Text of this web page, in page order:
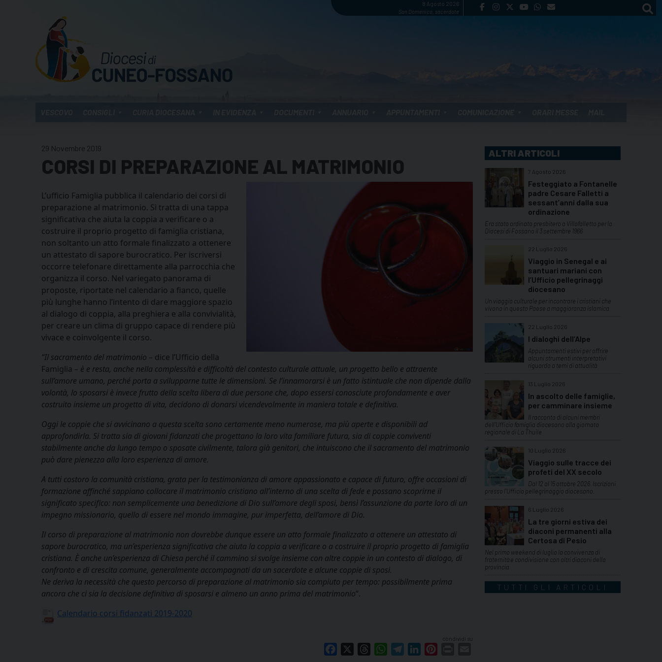
8 Agosto 2026
San Domenico, sacerdote
29 Novembre 2019
CORSI DI PREPARAZIONE AL MATRIMONIO
L’ufficio Famiglia pubblica il calendario dei corsi di
preparazione al matrimonio. Si tratta di una tappa
significativa che aiuta la coppia a verificare o a
costruire il proprio progetto di famiglia cristiana,
non soltanto un atto formale finalizzato a ottenere
un attestato di sapore burocratico. Per iscriversi
occorre telefonare direttamente alla parrocchia che
organizza il corso. Nel variegato panorama di
proposte, riportate nel calendario a fianco, quelle
più lunghe hanno l’intento di dare maggiore spazio
al dialogo di coppia, alla preghiera e alla convivialità,
per creare un clima di gruppo capace di rendere più
vivace e coinvolgente il corso.
“Il sacramento del matrimonio – dice l’Ufficio della
Famiglia – è e resta, anche nella complessità e difficoltà del contesto culturale attuale, un progetto bello e attraente
sull’amore umano, perché porta a svilupparne tutte le dimensioni. Se l’innamorarsi è un fatto istintuale che non dipende dalla
volontà, lo sposarsi è invece frutto della scelta libera di due persone che, dopo essersi conosciute profondamente e aver
costruito insieme un progetto di vita, decidono di donarsi vicendevolmente in maniera totale e definitiva.
Oggi le coppie che si avvicinano a questa scelta sono certamente meno numerose, ma più aperte e disponibili ad
approfondirla. Si tratta sia di giovani fidanzati che progettano la loro vita familiare futura, sia di coppie conviventi
stabilmente anche da lungo tempo o sposate civilmente, talora già genitori, che intuiscono che il sacramento del matrimonio
può dare pienezza alla loro esperienza di amore.
A tutti costoro la comunità cristiana, grata per la testimonianza di amore appassionato e capace di futuro, offre occasioni di
formazione affinché sappiano collocare il matrimonio cristiano all’interno di una scelta di fede e possano scoprirne il
significato specifico: non semplicemente una benedizione di Dio sull’amore degli sposi, bensì l’assunzione da parte loro di un
impegno missionario, quello di essere nel mondo immagine, pur imperfetta, dell’amore di Dio.
Il corso di preparazione al matrimonio non dovrebbe dunque essere un atto formale finalizzato a ottenere un attestato di
sapore burocratico, ma un’esperienza significativa che aiuta la coppia a verificare o a costruire il proprio progetto di famiglia
cristiana. È anche un’esperienza di Chiesa perché il cammino si svolge insieme con altre coppie in un contesto di dialogo, di
confronto e di crescita comune, generalmente accompagnati da un sacerdote e alcune coppie di sposi.
Ne deriva la necessità che questo percorso di preparazione al matrimonio sia compiuto per tempo: possibilmente prima
ancora che ci sia la decisione definitiva di sposarsi e almeno un anno prima del matrimonio“.
Calendario corsi fidanzati 2019-2020
condividi su
Facebook ThreadsWhatsAppTelegramLinkedIn
ALTRI ARTICOLI
7 Agosto 2026
Festeggiato a Fontanelle
padre Cesare Falletti a
sessant’anni dalla sua
ordinazione
Era stato ordinato presbitero a Villafalletto per la
Diocesi di Fossano il 3 settembre 1966
22 Luglio 2026
Viaggio in Senegal e ai
santuari mariani con
l’Ufficio pellegrinaggi
diocesano
Un viaggio culturale per incontrare i cristiani che
vivono in questo Paese a maggioranza islamica
22 Luglio 2026
I dialoghi dell’Alpe
Appuntamenti estivi per offrire
alcuni strumenti interpretativi
riguardo a temi di attualità
13 Luglio 2026
In ascolto delle famiglie,
per camminare insieme
Il racconto di alcuni membri
dell'Ufficio famiglia diocesano alla giornata
regionale di La Thuile
10 Luglio 2026
Viaggio sulle tracce dei
profeti del XX secolo
Dal 12 al 15 ottobre 2026. Iscrizioni
presso l'Ufficio pellegrinaggio diocesano.
6 Luglio 2026
La tre giorni estiva dei
diaconi permanenti alla
Certosa di Pesio
Nel primo weekend di luglio la convivenza di
fraternità e condivisione con altri diaconi della
provincia
TUTTI GLI ARTICOLI